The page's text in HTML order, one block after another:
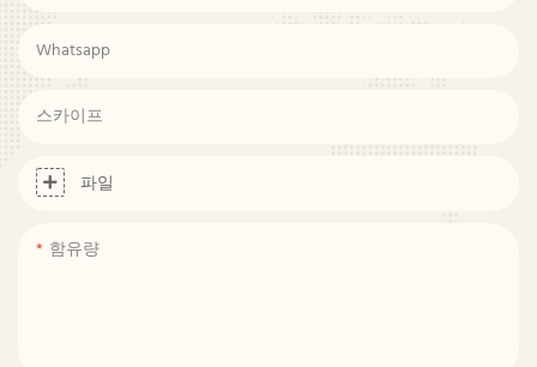
Whatsapp
스카이프
파일
함유량